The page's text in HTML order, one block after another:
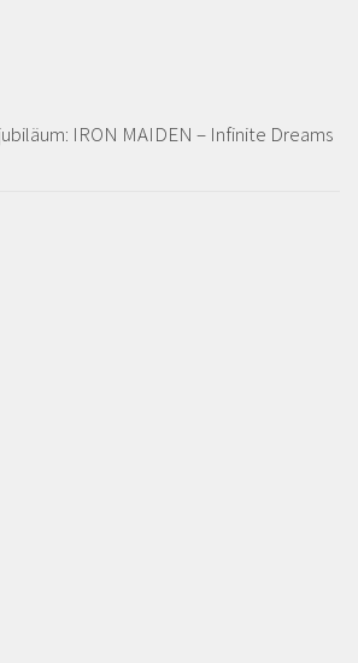
IRON MAIDEN – Infinite Dreams